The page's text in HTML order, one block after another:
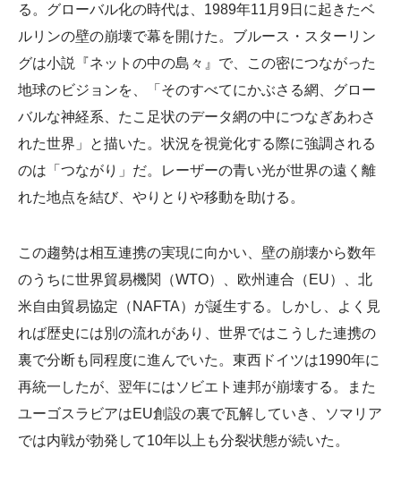
る。グローバル化の時代は、1989年11月9日に起きたベ
ルリンの壁の崩壊で幕を開けた。ブルース・スターリン
グは小説『ネットの中の島々』で、この密につながった
地球のビジョンを、「そのすべてにかぶさる網、グロー
バルな神経系、たこ足状のデータ網の中につなぎあわさ
れた世界」と描いた。状況を視覚化する際に強調される
のは「つながり」だ。レーザーの青い光が世界の遠く離
れた地点を結び、やりとりや移動を助ける。
この趨勢は相互連携の実現に向かい、壁の崩壊から数年
のうちに世界貿易機関（WTO）、欧州連合（EU）、北
米自由貿易協定（NAFTA）が誕生する。しかし、よく見
れば歴史には別の流れがあり、世界ではこうした連携の
裏で分断も同程度に進んでいた。東西ドイツは1990年に
再統一したが、翌年にはソビエト連邦が崩壊する。また
ユーゴスラビアはEU創設の裏で瓦解していき、ソマリア
では内戦が勃発して10年以上も分裂状態が続いた。